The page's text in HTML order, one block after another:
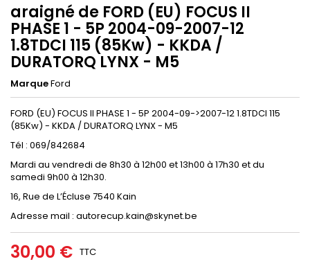
araigné de FORD (EU) FOCUS II
PHASE 1 - 5P 2004-09-2007-12
1.8TDCI 115 (85Kw) - KKDA /
DURATORQ LYNX - M5
MarqueFord
FORD (EU) FOCUS II PHASE 1 - 5P 2004-09->2007-12 1.8TDCI 115
(85Kw) - KKDA / DURATORQ LYNX - M5
Tél : 069/842684
Mardi au vendredi de 8h30 à 12h00 et 13h00 à 17h30 et du
samedi 9h00 à 12h30.
16, Rue de L’Écluse 7540 Kain
Adresse mail : autorecup.kain@skynet.be
30,00 € TTC